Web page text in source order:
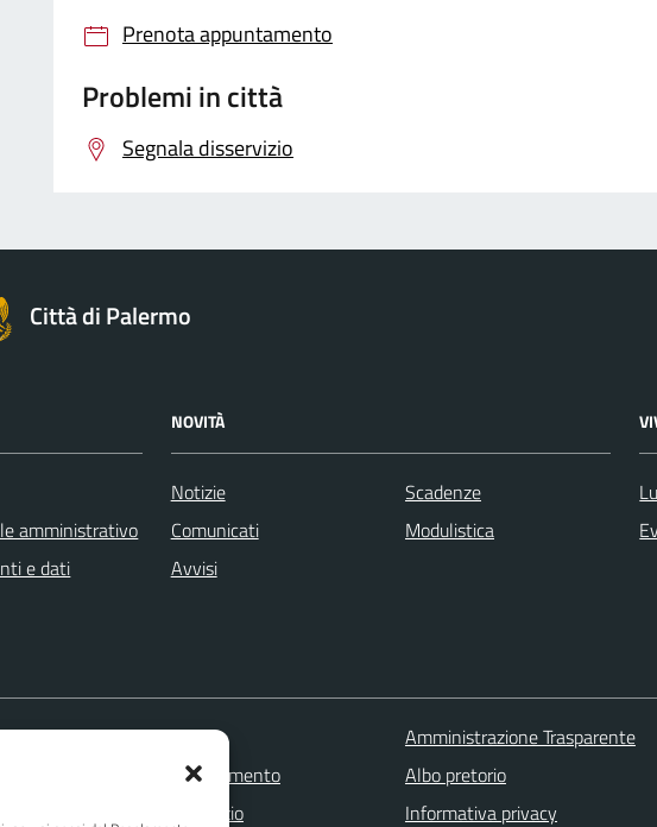
Prenota appuntamento
Problemi in città
Segnala disservizio
Città di Palermo
amministrativo
e dati
NOVITÀ
Notizie
Comunicati
Avvisi
Scadenze
Modulistica
Leggi le FAQ
Prenotazione appuntamento
Segnalazione disservizio
Amministrazione Trasparente
Albo pretorio
Informativa privacy